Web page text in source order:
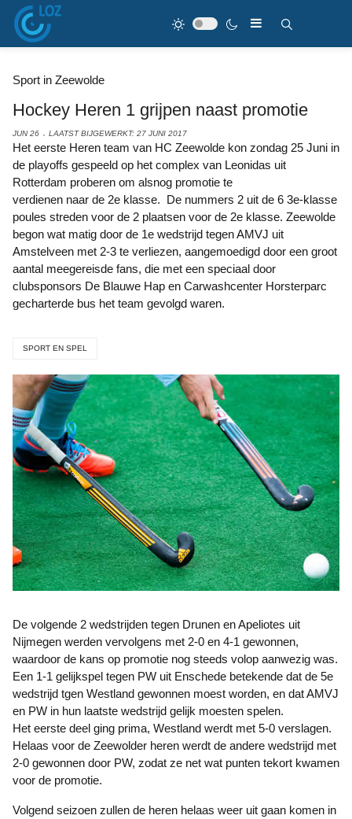
Sport in Zeewolde
Hockey Heren 1 grijpen naast promotie
JUN 26 LAATST BIJGEWERKT: 27 JUNI 2017
Het eerste Heren team van HC Zeewolde kon zondag 25 Juni in
de playoffs gespeeld op het complex van Leonidas uit
Rotterdam proberen om alsnog promotie te
verdienen naar de 2e klasse. De nummers 2 uit de 6 3e-klasse
poules streden voor de 2 plaatsen voor de 2e klasse. Zeewolde
begon wat matig door de 1e wedstrijd tegen AMVJ uit
Amstelveen met 2-3 te verliezen, aangemoedigd door een groot
aantal meegereisde fans, die met een speciaal door
clubsponsors De Blauwe Hap en Carwashcenter Horsterparc
gecharterde bus het team gevolgd waren.
SPORT EN SPEL
De volgende 2 wedstrijden tegen Drunen en Apeliotes uit
Nijmegen werden vervolgens met 2-0 en 4-1 gewonnen,
waardoor de kans op promotie nog steeds volop aanwezig was.
Een 1-1 gelijkspel tegen PW uit Enschede betekende dat de 5e
wedstrijd tgen Westland gewonnen moest worden, en dat AMVJ
en PW in hun laatste wedstrijd gelijk moesten spelen.
Het eerste deel ging prima, Westland werdt met 5-0 verslagen.
Helaas voor de Zeewolder heren werdt de andere wedstrijd met
2-0 gewonnen door PW, zodat ze net wat punten tekort kwamen
voor de promotie.
Volgend seizoen zullen de heren helaas weer uit gaan komen in